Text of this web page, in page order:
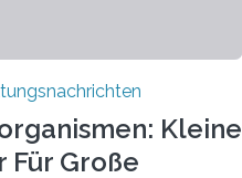
Kleine
Für Große